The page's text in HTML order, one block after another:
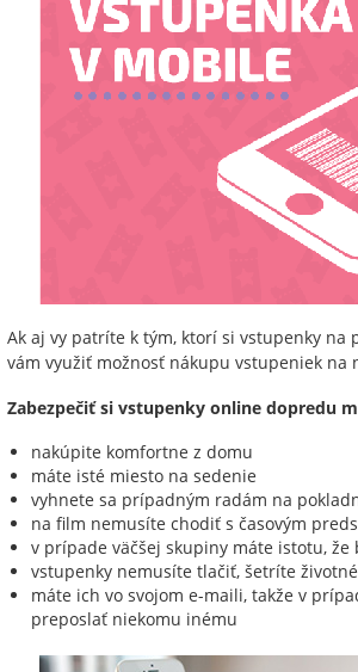
Ak aj vy patríte k tým, ktorí si vstupenky
vám využiť možnosť nákupu vstupeniek na
Zabezpečiť si vstupenky online dopredu
nakúpite komfortne z domu
máte isté miesto na sedenie
vyhnete sa prípadným radám na
na film nemusíte chodiť s časovým
v prípade väčšej skupiny máte istotu,
vstupenky nemusíte tlačiť, šetríte
máte ich vo svojom e-maili, takže v
preposlať niekomu inému